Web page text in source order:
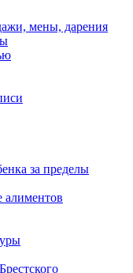
мены, дарения
за пределы
алиментов